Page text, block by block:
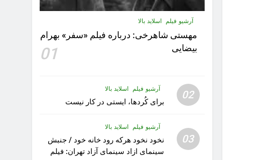
آرشیو فیلم اسلاید بالا
مهستى شاهرخى:‌ درباره فيلم «سفر» بهرام
بیضایی
01
02 آرشیو فیلم اسلاید بالا
برای کُردها، ایستی در کار نیست
03
آرشیو فیلم اسلاید بالا
نخود نخود هرکه رود خانه خود / جنبش
سینمای ازاد سینمای آزاد تهران: فیلم